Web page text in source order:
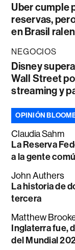
Uber cumple
reservas,
en Brasil
NEGOCIOS
Disney
Wall Street
streaming y
OPINIÓN
Claudia Sahm
La Reserva
a la gente
John Authers
La historia de
tercera
Matthew
Inglaterra fue,
del Mundial